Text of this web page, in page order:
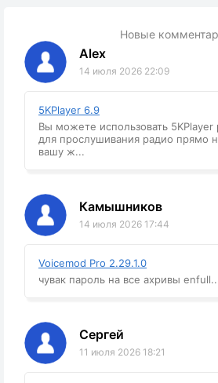
Новые
Alex
14 июля 2026 22:09
5KPlayer 6.9
Вы можете использовать 5KPlayer
для прослушивания радио прямо
вашу ж...
Камышников
14 июля 2026 17:44
Voicemod Pro 2.29.1.0
чувак пароль на все ахривы
Сергей
11 июля 2026 18:21